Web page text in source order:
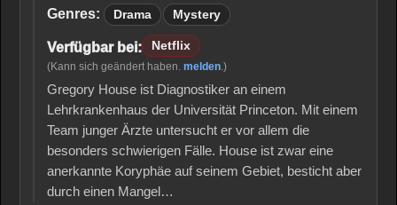
(2004)
Genres: Drama Mystery
Verfügbar bei: Netflix
(Kann sich geändert haben. melden.)
Gregory House ist Diagnostiker an einem
Lehrkrankenhaus der Universität Princeton. Mit einem
Team junger Ärzte untersucht er vor allem die
besonders schwierigen Fälle. House ist zwar eine
anerkannte Koryphäe auf seinem Gebiet, besticht aber
durch einen Mangel…